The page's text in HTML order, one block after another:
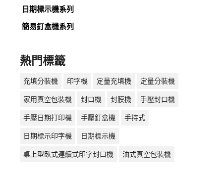
日期標示機系列
簡易釘盒機系列
熱門標籤
充填分裝機 印字機 定量充填機 定量分裝機
家用真空包裝機 封口機 封膜機 手壓封口機
手壓日期打印機 手壓釘盒機 手持式
日期標示印字機 日期標示機
桌上型臥式連續式印字封口機 油式真空包裝機